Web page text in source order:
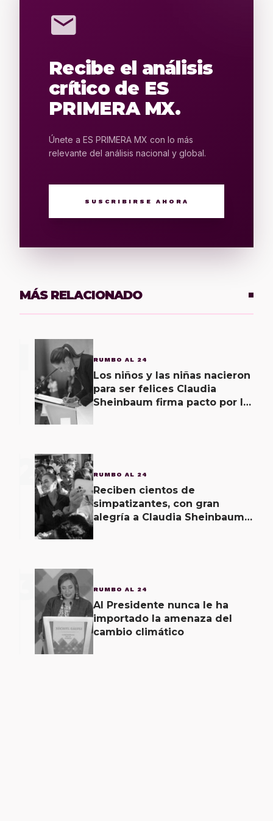
mail
Recibe el análisis
crítico de ES
PRIMERA MX.
Únete a ES PRIMERA MX con lo más
relevante del análisis nacional y global.
SUSCRIBIRSE AHORA
MÁS RELACIONADO
RUMBO AL 24
Los niños y las niñas nacieron
para ser felices Claudia
Sheinbaum firma pacto por la
2 RUMBO AL 24
Reciben cientos de
simpatizantes, con gran
alegría a Claudia Sheinbaum
3 RUMBO AL 24
Al Presidente nunca le ha
importado la amenaza del
cambio climático